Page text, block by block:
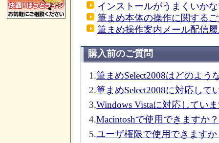
インストールがうまくいか
筆まめ本体の操作に関する
筆まめ操作案内メール配信
購入前のご質問
1.筆まめSelect2008はどのよう
2.筆まめSelect2008に対応して
3.Windows Vistaに対応してい
4.Macintoshで使用できますか？
5.ユーザ権限で使用できますか